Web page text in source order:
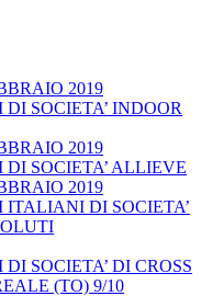
2019
SOCIETA’ INDOOR
2019
SOCIETA’ ALLIEVE
2019
ITALIANI DI SOCIETA’
SOCIETA’ DI CROSS
(TO) 9/10